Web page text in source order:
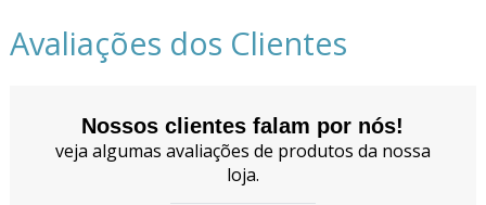
Avaliações dos Clientes
Nossos clientes falam por nós!
veja algumas avaliações de produtos da nossa
loja.